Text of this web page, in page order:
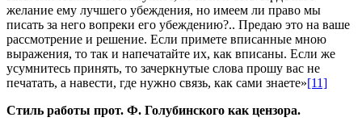
желание ему лучшего убеждения, но имеем ли право мы
писать за него вопреки его убеждению?.. Предаю это на ваше
рассмотрение и решение. Если примете вписанные мною
выражения, то так и напечатайте их, как вписаны. Если же
усумнитесь принять, то зачеркнутые слова прошу вас не
печатать, а навести, где нужно связь, как сами знаете»[11]
Стиль работы прот. Ф. Голубинского как цензора.